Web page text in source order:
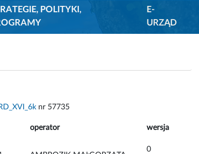
POLITYKI,
E-
URZĄD
nr 57735
operator wersja
0